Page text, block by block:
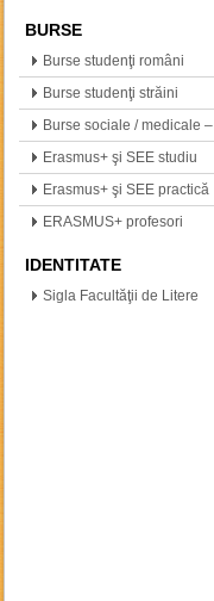
BURSE
Burse studenţi români
Burse studenţi străini
Burse sociale / medicale –
info
Erasmus+ şi SEE studiu
Erasmus+ şi SEE practică
ERASMUS+ profesori
IDENTITATE
Sigla Facultăţii de Litere